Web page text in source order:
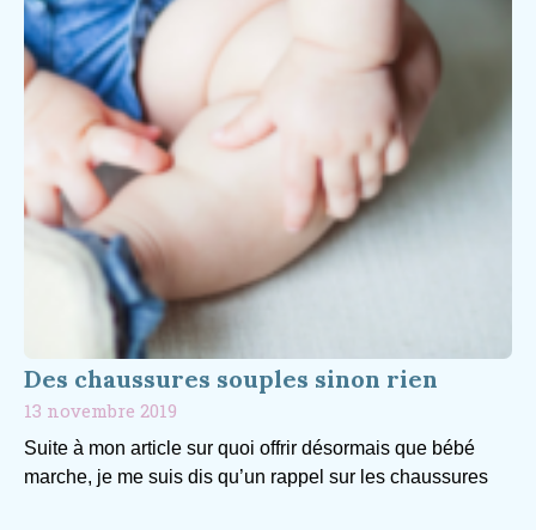
Des chaussures souples sinon rien
13 novembre 2019
Suite à mon article sur quoi offrir désormais que bébé
marche, je me suis dis qu’un rappel sur les chaussures